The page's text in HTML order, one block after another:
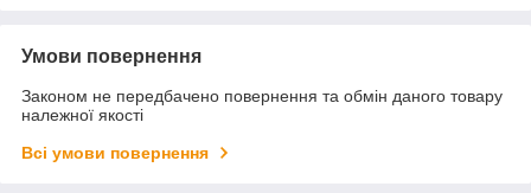
Умови повернення
Законом не передбачено повернення та обмін даного товару
належної якості
Всі умови повернення